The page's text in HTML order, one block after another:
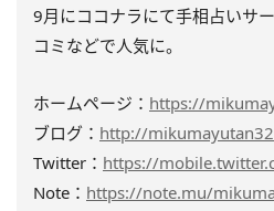
9月にココナラにて手相占いサ
コミなどで人気に。
ホームページ： https://
ブログ： http://
Twitter： https://
Note： https://note.mu/